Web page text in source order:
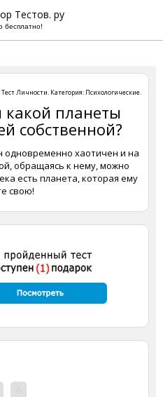
Тестов. ру
бесплатно!
Тест Личности. Категория: Психологические.
какой планеты
собственной?
одновременно хаотичен и на
обращаясь к нему, можно
есть планета, которая ему
свою!